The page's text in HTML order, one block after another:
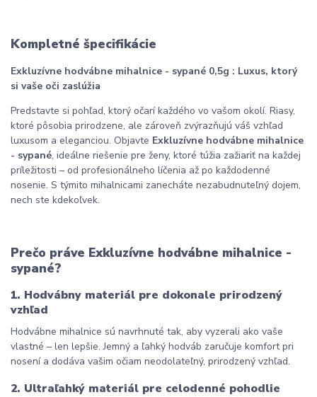
Kompletné špecifikácie
Exkluzívne hodvábne mihalnice - sypané 0,5g : Luxus, ktorý
si vaše oči zaslúžia
Predstavte si pohľad, ktorý očarí každého vo vašom okolí. Riasy,
ktoré pôsobia prirodzene, ale zároveň zvýrazňujú váš vzhľad
luxusom a eleganciou. Objavte Exkluzívne hodvábne mihalnice
- sypané, ideálne riešenie pre ženy, ktoré túžia zažiariť na každej
príležitosti – od profesionálneho líčenia až po každodenné
nosenie. S týmito mihalnicami zanecháte nezabudnuteľný dojem,
nech ste kdekoľvek.
Prečo práve Exkluzívne hodvábne mihalnice -
sypané?
1. Hodvábny materiál pre dokonale prirodzený
vzhľad
Hodvábne mihalnice sú navrhnuté tak, aby vyzerali ako vaše
vlastné – len lepšie. Jemný a ľahký hodváb zaručuje komfort pri
nosení a dodáva vašim očiam neodolateľný, prirodzený vzhľad.
2. Ultraľahký materiál pre celodenné pohodlie